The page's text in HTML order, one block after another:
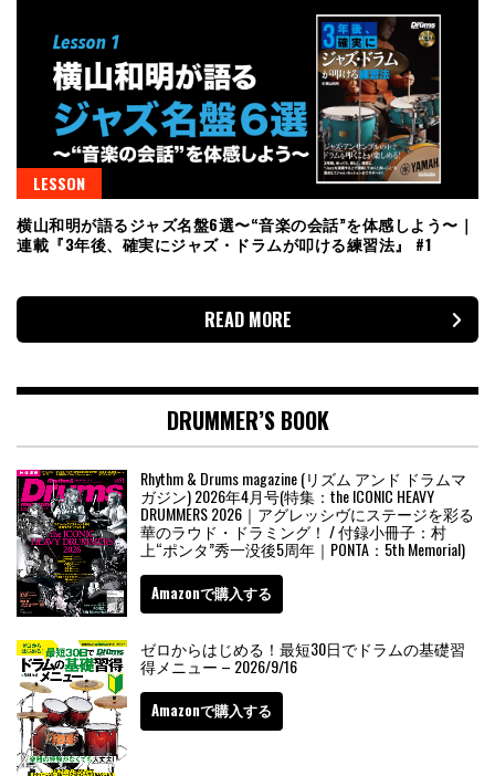
LESSON
横山和明が語るジャズ名盤6選〜“音楽の会話”を体感しよう〜｜
連載『3年後、確実にジャズ・ドラムが叩ける練習法』 #1
READ MORE
DRUMMER’S BOOK
Rhythm & Drums magazine (リズム アンド ドラムマ
ガジン) 2026年4月号(特集：the ICONIC HEAVY
DRUMMERS 2026｜アグレッシヴにステージを彩る
華のラウド・ドラミング！ / 付録小冊子：村
上“ポンタ”秀一没後5周年｜PONTA：5th Memorial)
Amazonで購入する
ゼロからはじめる！最短30日でドラムの基礎習
得メニュー – 2026/9/16
Amazonで購入する